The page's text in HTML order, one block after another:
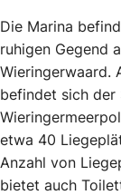
Die Marina
ruhigen Gegend
Wieringerwaard.
befindet sich der
etwa 40
Anzahl von
bietet auch